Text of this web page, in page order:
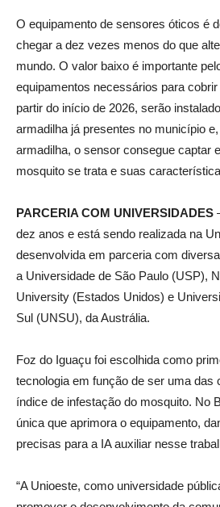
O equipamento de sensores óticos é
chegar a dez vezes menos do que
mundo. O valor baixo é importante
equipamentos necessários para
partir do início de 2026, serão
armadilha já presentes no município
armadilha, o sensor consegue captar
mosquito se trata e suas
PARCERIA COM UNIVERSIDADES
dez anos e está sendo realizada na
desenvolvida em parceria com
a Universidade de São Paulo (USP),
University (Estados Unidos) e
Sul (UNSU), da Austrália.
Foz do Iguaçu foi escolhida como
tecnologia em função de ser uma das
índice de infestação do mosquito. No
única que aprimora o equipamento,
precisas para a IA auxiliar nesse
“A Unioeste, como universidade